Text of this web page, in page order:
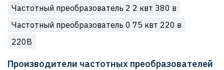
Частотный преобразователь 2 2 квт 380 в
Частотный преобразователь 0 75 квт 220 в
220В
Производители частотных преобразователей